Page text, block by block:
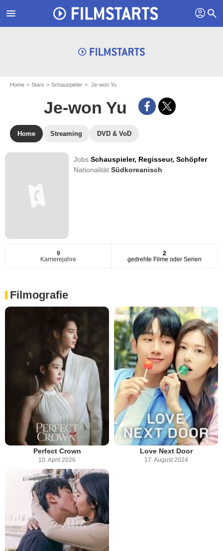
menu profil search
Home Stars Schauspieler Je-won Yu
Je-won Yu
Home Streaming DVD & VoD
JobsSchauspieler, Regisseur,Schöpfer
NationalitätSüdkoreanisch
9
Karrierejahre
2
gedrehte Filme oder Serien
Filmografie
Perfect Crown
10. April 2026
Love Next Door
17. August 2024